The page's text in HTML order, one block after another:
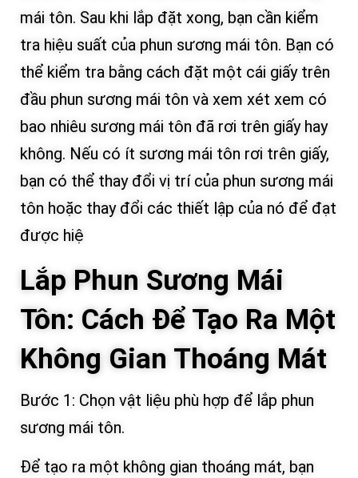
mái tôn. Sau khi lắp đặt xong, bạn cần kiểm
tra hiệu suất của phun sương mái tôn. Bạn có
thể kiểm tra bằng cách đặt một cái giấy trên
đầu phun sương mái tôn và xem xét xem có
bao nhiêu sương mái tôn đã rơi trên giấy hay
không. Nếu có ít sương mái tôn rơi trên giấy,
bạn có thể thay đổi vị trí của phun sương mái
tôn hoặc thay đổi các thiết lập của nó để đạt
được hiệ
Lắp Phun Sương Mái
Tôn: Cách Để Tạo Ra Một
Không Gian Thoáng Mát
Bước 1: Chọn vật liệu phù hợp để lắp phun
sương mái tôn.
Để tạo ra một không gian thoáng mát, bạn